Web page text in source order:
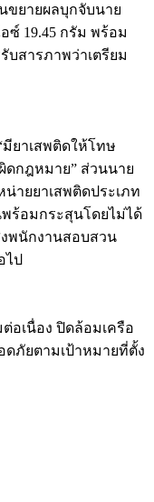
ขยายผลบุกจับนาย
ซ์ 19.45 กรัม พร้อม
บสารภาพว่าเตรียม
ยาเสพติดให้โทษ
ดกฎหมาย” ส่วนนาย
ายยาเสพติดประเภท
ร้อมกระสุนโดยไม่ได้
พนักงานสอบสวน
ไป
อเนื่อง ปิดล้อมเครือ
ภัยตามเป้าหมายที่ตั้ง